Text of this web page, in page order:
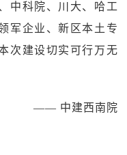
中科院、川大、哈工
军企业、新区本土专
次建设切实可行万无
—— 中建西南院